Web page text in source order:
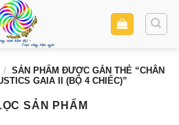
/ SẢN PHẨM ĐƯỢC GẮN THẺ “CHÂN
GAIA II (BỘ 4 CHIẾC)”
SẢN PHẨM